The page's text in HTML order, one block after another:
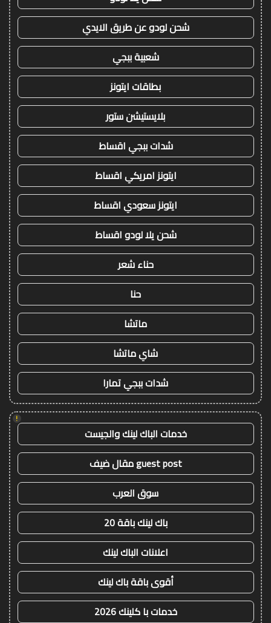
شحن لودو عن طريق الايدي
شعبية ببجي
بطاقات ايتونز
بلايستيشن ستور
شدات ببجي اقساط
ايتونز امريكي اقساط
ايتونز سعودي اقساط
شحن يلا لودو اقساط
حناء شعر
حنا
ماتشا
شاي ماتشا
شدات ببجي تمارا
!
خدمات الباك لينك والجيست
guest post مقال ضيف
سوق العرب
باك لينك باقة 20
اعلانات الباك لينك
أقوى باقة باك لينك
خدمات با كلينك 2026